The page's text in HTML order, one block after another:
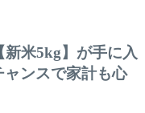
新米5kg】が手に入
ンスで家計も心